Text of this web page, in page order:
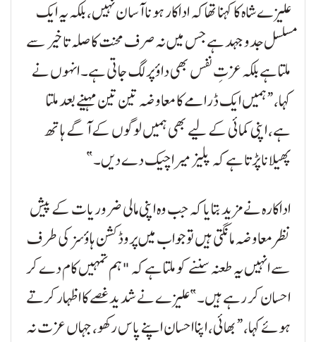
علیزے شاہ کا کہنا تھا کہ اداکار ہونا آسان نہیں، بلکہ یہ ایک
مسلسل جدوجہد ہے جس میں نہ صرف محنت کا صلہ تاخیر سے
ملتا ہے بلکہ عزتِ نفس بھی داؤ پر لگ جاتی ہے۔ انہوں نے
کہا، “ہمیں ایک ڈرامے کا معاوضہ تین تین مہینے بعد ملتا
ہے، اپنی کمائی کے لیے بھی ہمیں لوگوں کے آگے ہاتھ
پھیلانا پڑتا ہے کہ پلیز میرا چیک دے دیں۔”
اداکارہ نے مزید بتایا کہ جب وہ اپنی مالی ضروریات کے پیش
نظر معاوضہ مانگتی ہیں تو جواب میں پروڈکشن ہاؤسز کی طرف
سے انہیں یہ طعنہ سننے کو ملتا ہے کہ "ہم تمہیں کام دے کر
احسان کر رہے ہیں۔” علیزے نے شدید غصے کا اظہار کرتے
ہوئے کہا، “بھائی، اپنا احسان اپنے پاس رکھو، جہاں عزت نہ